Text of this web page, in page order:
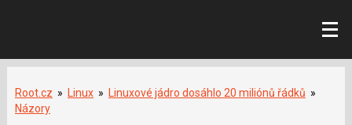
Root.cz » Linux » Linuxové jádro dosáhlo 20 miliónů řádků »
Názory